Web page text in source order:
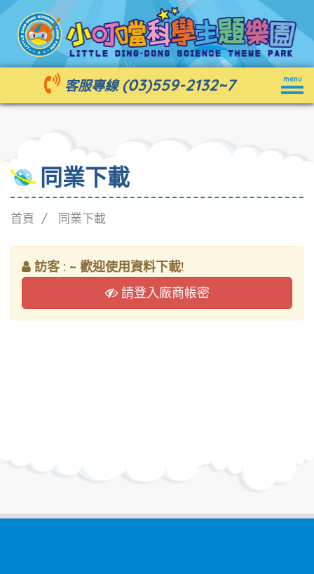
menu
客服專線 (03)559-2132~7
同業下載
首頁 同業下載
訪客 : ~ 歡迎使用資料下載!
請登入廠商帳密